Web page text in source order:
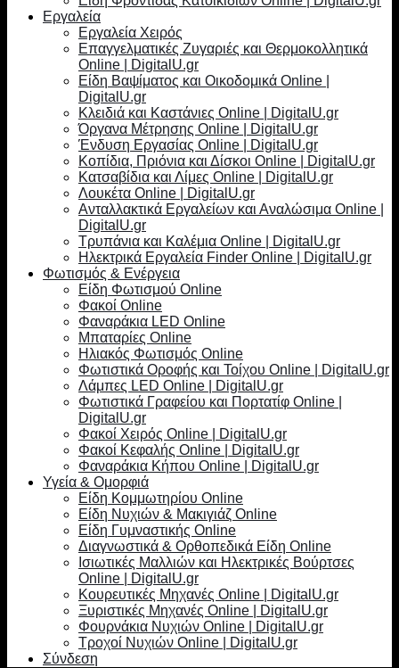
Εργαλεία
Εργαλεία Χειρός
Επαγγελματικές Ζυγαριές και Θερμοκολλητικά
Online | DigitalU.gr
Είδη Βαψίματος και Οικοδομικά Online |
DigitalU.gr
Κλειδιά και Καστάνιες Online | DigitalU.gr
Όργανα Μέτρησης Online | DigitalU.gr
Ένδυση Εργασίας Online | DigitalU.gr
Κοπίδια, Πριόνια και Δίσκοι Online | DigitalU.gr
Κατσαβίδια και Λίμες Online | DigitalU.gr
Λουκέτα Online | DigitalU.gr
Ανταλλακτικά Εργαλείων και Αναλώσιμα Online |
DigitalU.gr
Τρυπάνια και Καλέμια Online | DigitalU.gr
Ηλεκτρικά Εργαλεία Finder Online | DigitalU.gr
Φωτισμός & Ενέργεια
Είδη Φωτισμού Online
Φακοί Online
Φαναράκια LED Online
Μπαταρίες Online
Ηλιακός Φωτισμός Online
Φωτιστικά Οροφής και Τοίχου Online | DigitalU.gr
Λάμπες LED Online | DigitalU.gr
Φωτιστικά Γραφείου και Πορτατίφ Online |
DigitalU.gr
Φακοί Χειρός Online | DigitalU.gr
Φακοί Κεφαλής Online | DigitalU.gr
Φαναράκια Κήπου Online | DigitalU.gr
Υγεία & Ομορφιά
Είδη Κομμωτηρίου Online
Είδη Νυχιών & Μακιγιάζ Online
Είδη Γυμναστικής Online
Διαγνωστικά & Ορθοπεδικά Είδη Online
Ισιωτικές Μαλλιών και Ηλεκτρικές Βούρτσες
Online | DigitalU.gr
Κουρευτικές Μηχανές Online | DigitalU.gr
Ξυριστικές Μηχανές Online | DigitalU.gr
Φουρνάκια Νυχιών Online | DigitalU.gr
Τροχοί Νυχιών Online | DigitalU.gr
Σύνδεση